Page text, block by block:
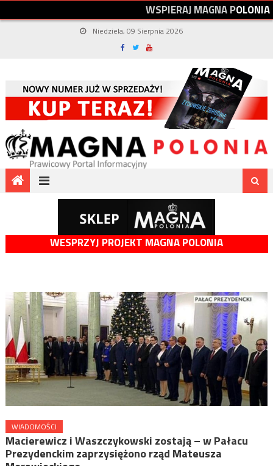
WSPIERAJMAGNAPOLONIA
Niedziela, 09 Sierpnia 2026
WESPRZYJ PROJEKT MAGNA POLONIA
WIADOMOŚCI
Macierewicz i Waszczykowski zostają – w Pałacu
Prezydenckim zaprzysiężono rząd Mateusza